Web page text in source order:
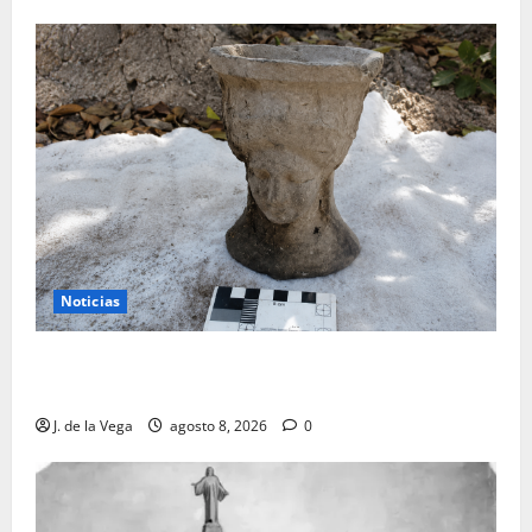
Noticias
J. de la Vega agosto 8, 2026 0